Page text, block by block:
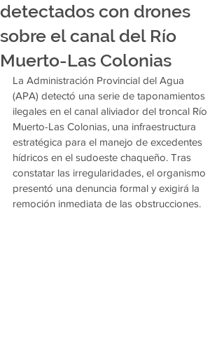
detectados con drones
sobre el canal del Río
Muerto-Las Colonias
La Administración Provincial del Agua
(APA) detectó una serie de taponamientos
ilegales en el canal aliviador del troncal Río
Muerto-Las Colonias, una infraestructura
estratégica para el manejo de excedentes
hídricos en el sudoeste chaqueño. Tras
constatar las irregularidades, el organismo
presentó una denuncia formal y exigirá la
remoción inmediata de las obstrucciones.